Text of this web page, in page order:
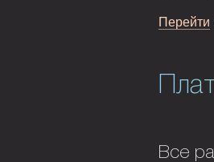
Перейти
Все